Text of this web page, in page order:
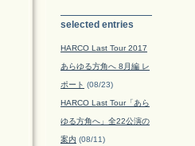
selected entries
HARCO Last Tour 2017
あらゆる方角へ 8月編 レ
ポート (08/23)
HARCO Last Tour「あら
ゆる方角へ」全22公演の
案内 (08/11)